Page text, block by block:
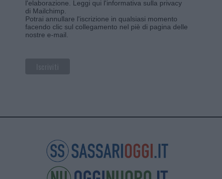
l'elaborazione. Leggi qui l'informativa sulla privacy
di Mailchimp
Potrai annullare l'iscrizione in qualsiasi momento
facendo clic sul collegamento nel piè di pagina delle
nostre e-mail.